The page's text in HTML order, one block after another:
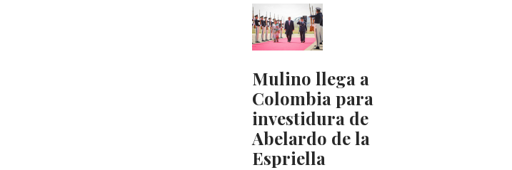
Mulino llega a
Colombia para
investidura de
Abelardo de la
Espriella